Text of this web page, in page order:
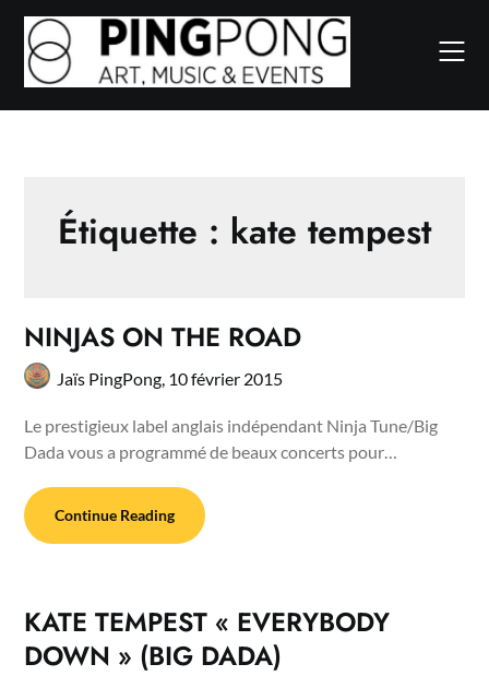
Skip
content
Étiquette : kate tempest
NINJAS ON THE ROAD
Jaïs PingPong, 10 février 2015
Le prestigieux label anglais indépendant Ninja Tune/Big
Dada vous a programmé de beaux concerts pour…
Continue Reading
KATE TEMPEST « EVERYBODY
DOWN » (BIG DADA)